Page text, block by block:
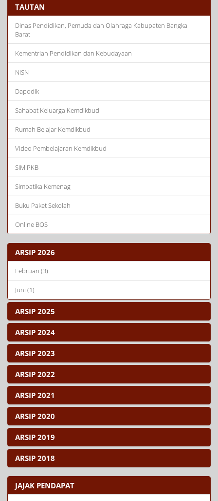
TAUTAN
Dinas Pendidikan, Pemuda dan Olahraga Kabupaten Bangka
Barat
Kementrian Pendidikan dan Kebudayaan
NISN
Dapodik
Sahabat Keluarga Kemdikbud
Rumah Belajar Kemdikbud
Video Pembelajaran Kemdikbud
SIM PKB
Simpatika Kemenag
Buku Paket Sekolah
Online BOS
ARSIP 2026
Februari (3)
Juni (1)
ARSIP 2025
ARSIP 2024
ARSIP 2023
ARSIP 2022
ARSIP 2021
ARSIP 2020
ARSIP 2019
ARSIP 2018
JAJAK PENDAPAT